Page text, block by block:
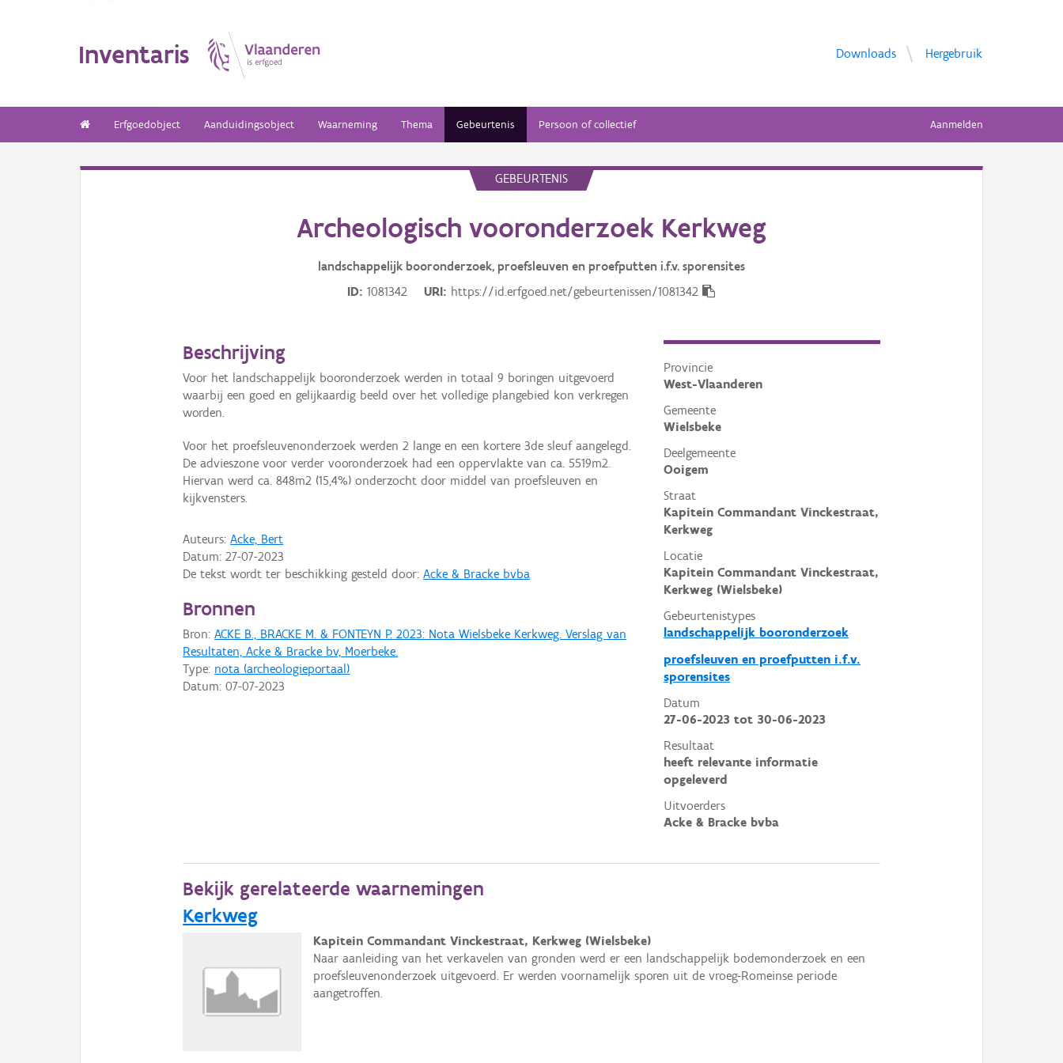
Inventaris Downloads Hergebruik
Erfgoedobject Aanduidingsobject Waarneming Thema Gebeurtenis Persoon of collectief Aanmelden
GEBEURTENIS
Archeologisch vooronderzoek Kerkweg
landschappelijk booronderzoek, proefsleuven en proefputten i.f.v. sporensites
ID
1081342 URI https://id.erfgoed.net/gebeurtenissen/1081342
Provincie
West-Vlaanderen
Gemeente
Wielsbeke
Deelgemeente
Ooigem
Straat
Kapitein Commandant Vinckestraat,
Kerkweg
Locatie
Kapitein Commandant Vinckestraat,
Kerkweg (Wielsbeke)
Gebeurtenistypes
landschappelijk booronderzoek
proefsleuven en proefputten i.f.v.
sporensites
Datum
27-06-2023 tot 30-06-2023
Resultaat
heeft relevante informatie
opgeleverd
Uitvoerders
Acke & Bracke bvba
Beschrijving
Voor het landschappelijk booronderzoek werden in totaal 9 boringen uitgevoerd
waarbij een goed en gelijkaardig beeld over het volledige plangebied kon verkregen
worden.
Voor het proefsleuvenonderzoek werden 2 lange en een kortere 3de sleuf aangelegd.
De advieszone voor verder vooronderzoek had een oppervlakte van ca. 5519m2.
Hiervan werd ca. 848m2 (15,4%) onderzocht door middel van proefsleuven en
kijkvensters.
Auteurs:Acke, Bert
Datum:27-07-2023
De tekst wordt ter beschikking gesteld door:Acke & Bracke bvba
Bronnen
Bron:ACKE B., BRACKE M. & FONTEYN P. 2023: Nota Wielsbeke Kerkweg. Verslag van
Resultaten, Acke & Bracke bv, Moerbeke.
Type: nota (archeologieportaal)
Datum:07-07-2023
Bekijk gerelateerde waarnemingen
Kerkweg
Kapitein Commandant Vinckestraat, Kerkweg (Wielsbeke)
Naar aanleiding van het verkavelen van gronden werd er een landschappelijk bodemonderzoek en een
proefsleuvenonderzoek uitgevoerd. Er werden voornamelijk sporen uit de vroeg-Romeinse periode
aangetroffen.